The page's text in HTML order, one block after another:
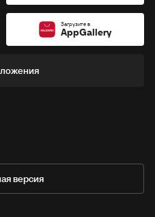
Загрузите в
AppGallery
версия